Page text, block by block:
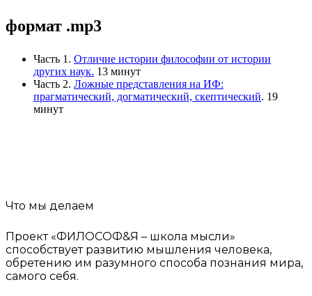
формат .mp3
Часть 1. Отличие истории философии от истории
других наук. 13 минут
Часть 2. Ложные представления на ИФ:
прагматический, догматический, скептический. 19
минут
Что мы делаем
Проект «ФИЛОСОФ&Я – школа мысли»
способствует развитию мышления человека,
обретению им разумного способа познания мира,
самого себя.